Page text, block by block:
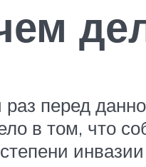
перед
в том, что